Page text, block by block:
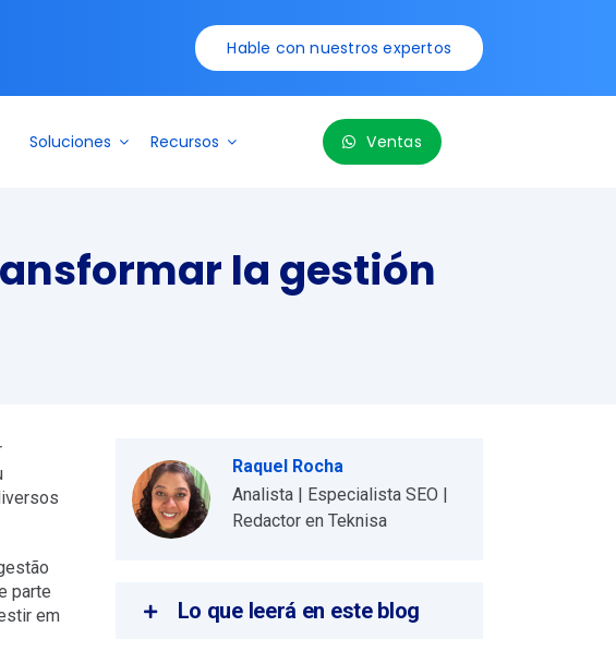
Hable con nuestros expertos
Soluciones Recursos Ventas
la gestión
parte
em
Raquel Rocha
Analista | Especialista SEO |
Redactor en Teknisa
Lo que leerá en este blog